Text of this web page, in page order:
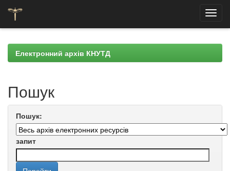
navigationЕлектронний архів КНУТД
Пошук
Пошук:
запит